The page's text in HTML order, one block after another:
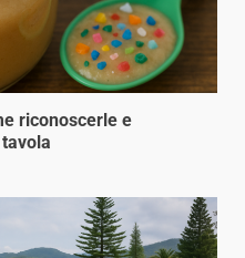
riconoscerle e